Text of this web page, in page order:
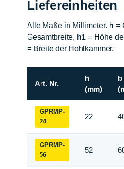
Liefereinheiten
Alle Maße in Millimeter. h =
Gesamtbreite, h1 = Höhe
= Breite der Hohlkammer.
Art. Nr.
h
(mm)
b
GPRMP-
24
22
GPRMP-
56
52